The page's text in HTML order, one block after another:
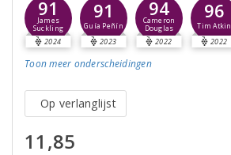
91
James
Suckling
2024
91
Guía Peñín
2023
94
Cameron
Douglas
2022
96
Tim Atkin
2022
Toon meer onderscheidingen
Op verlanglijst
11,85